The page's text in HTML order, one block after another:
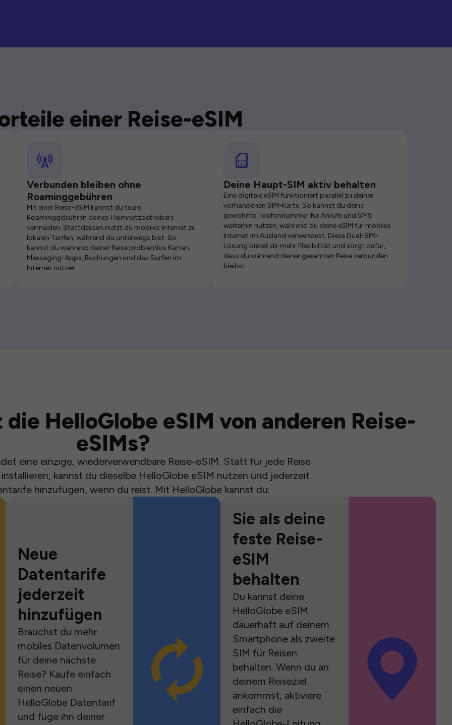
einer Reise-eSIM
Verbunden bleiben ohne
Roaminggebühren
Mit einer Reise-eSIM kannst du teure
Roaminggebühren deines Heimnetzbetreibers
vermeiden. Stattdessen nutzt du mobiles Internet zu
lokalen Tarifen, während du unterwegs bist. So
kannst du während deiner Reise problemlos Karten,
Messaging-Apps, Buchungen und das Surfen im
Internet nutzen.
Deine Haupt-SIM aktiv behalten
Eine digitale eSIM funktioniert parallel zu deiner
vorhandenen SIM-Karte. So kannst du deine
gewohnte Telefonnummer für Anrufe und SMS
weiterhin nutzen, während du deine eSIM für mobiles
Internet im Ausland verwendest. Diese Dual-SIM-
Lösung bietet dir mehr Flexibilität und sorgt dafür,
dass du während deiner gesamten Reise verbunden
bleibst.
HelloGlobe eSIM von anderen Reise-
eSIMs?
eine einzige, wiederverwendbare Reise-eSIM. Statt für jede Reise
kannst du dieselbe HelloGlobe eSIM nutzen und jederzeit
hinzufügen, wenn du reist. Mit HelloGlobe kannst du:
Neue
Datentarife
jederzeit
hinzufügen
Brauchst du mehr
mobiles Datenvolumen
für deine nächste
Reise? Kaufe einfach
einen neuen
HelloGlobe Datentarif
und füge ihn deiner
Sie als deine
feste Reise-
eSIM
behalten
Du kannst deine
HelloGlobe eSIM
dauerhaft auf deinem
Smartphone als zweite
SIM für Reisen
behalten. Wenn du an
deinem Reiseziel
ankommst, aktiviere
einfach die